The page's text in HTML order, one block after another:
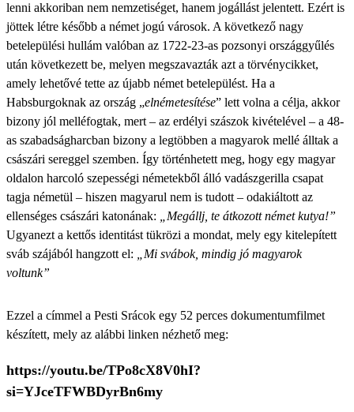
lenni akkoriban nem nemzetiséget, hanem jogállást jelentett. Ezért is
jöttek létre később a német jogú városok. A következő nagy
betelepülési hullám valóban az 1722-23-as pozsonyi országgyűlés
után következett be, melyen megszavazták azt a törvénycikket,
amely lehetővé tette az újabb német betelepülést. Ha a
Habsburgoknak az ország „elnémetesítése” lett volna a célja, akkor
bizony jól melléfogtak, mert – az erdélyi szászok kivételével – a 48-
as szabadságharcban bizony a legtöbben a magyarok mellé álltak a
császári sereggel szemben. Így történhetett meg, hogy egy magyar
oldalon harcoló szepességi németekből álló vadászgerilla csapat
tagja németül – hiszen magyarul nem is tudott – odakiáltott az
ellenséges császári katonának:
„Megállj, te átkozott német kutya!”
Ugyanezt a kettős identitást tükrözi a mondat, mely egy kitelepített
sváb szájából hangzott el:
„Mi svábok, mindig jó magyarok
voltunk”
Ezzel a címmel a Pesti Srácok egy 52 perces dokumentumfilmet
készített, mely az alábbi linken nézhető meg:
https://youtu.be/TPo8cX8V0hI?
si=YJceTFWBDyrBn6my